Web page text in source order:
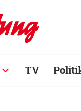
TV